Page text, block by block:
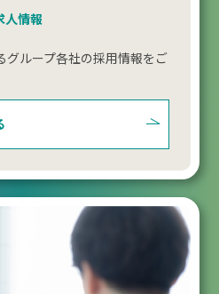
人情報
グループ各社の採用情報をご